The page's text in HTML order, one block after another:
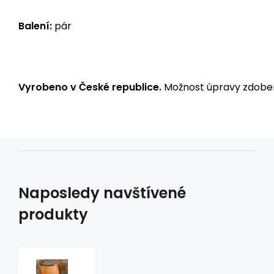
Balení: pár
Vyrobeno v České republice. Možnost úpravy
Naposledy navštívené
produkty